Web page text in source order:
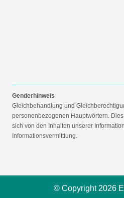
Genderhinweis
Gleichbehandlung und
personenbezogenen Hauptwörtern.
sich von den Inhalten unserer
Informationsvermittlung.
© Copyright 2026